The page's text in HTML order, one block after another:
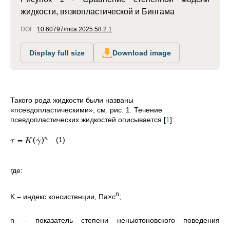
жидкости, вязкопластической и Бингама
DOI: 10.60797/mca.2025.58.2.1
Display full size Download image
Такого рода жидкости были названы
«псевдопластическими», см. рис. 1. Течение
псевдопластических жидкостей описывается [1]:
τ = K(γ
˙)n (1)
где:
K – индекс консистенции, Па×сn;
n– показатель степени неньютоновского поведения